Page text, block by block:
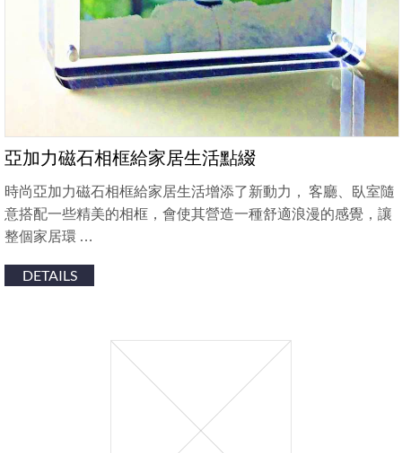
亞加力磁石相框給家居生活點綴
時尚亞加力磁石相框給家居生活增添了新動力， 客廳、臥室隨
意搭配一些精美的相框，會使其營造一種舒適浪漫的感覺，讓
整個家居環 …
DETAILS